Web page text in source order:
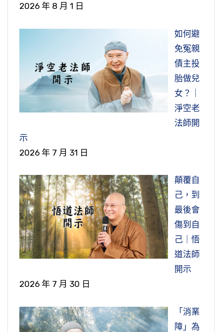
2026 年 8 月 1 日
如何避
免冤親
債主投
胎做兒
女？｜
淨空老
法師開
示
2026 年 7 月 31 日
顛覆自
己，到
最後會
傷到自
己｜悟
道法師
開示
2026 年 7 月 30 日
「消業
障」為